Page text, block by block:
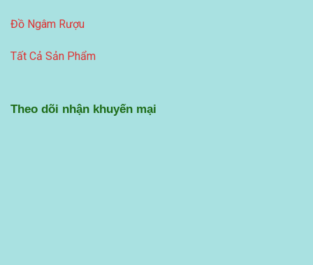
Đồ Ngâm Rượu
Tất Cả Sản Phẩm
Theo dõi nhận khuyến mại